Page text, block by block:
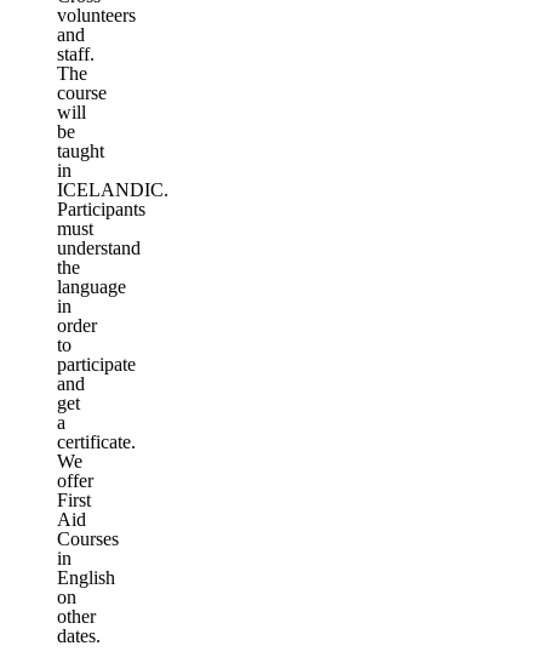
volunteers
and
staff.
The
course
will
be
taught
in
ICELANDIC.
Participants
must
understand
the
language
in
order
to
participate
and
get
a
certificate.
We
offer
First
Aid
Courses
in
English
on
other
dates.